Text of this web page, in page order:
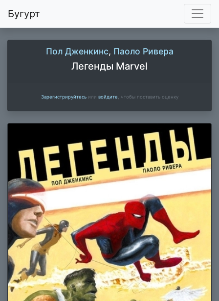
Бугурт
Пол Дженкинс, Паоло Ривера
Легенды Marvel
Зарегистрируйтесьили войдите , чтобы поставить оценку